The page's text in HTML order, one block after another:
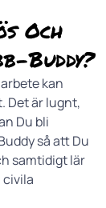
Och
Buddy?
kan
Det är lugnt,
Du bli
så att Du
samtidigt lär
civila